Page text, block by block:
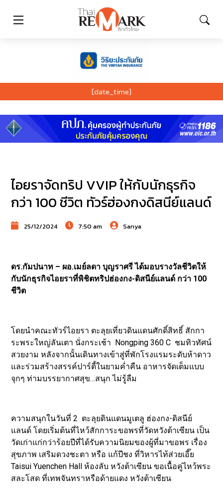
[date_time]
ไอยราจัดทริป VVIP ให้กับนักธุรกิจ
กว่า 100 ชีวิต ทัวร์ฮ่องกงดิสนีย์แลนด์
25/12/2024 7:50 am Sanya
ดร.กัมปนาท – ผอ.เมย์ลดา บุญราศรี ได้มอบรางวัลชีวิตให้
กับนักธุรกิจไอยราที่พิชิตทริปฮ่องกง-ดิสนีย์แลนด์ กว่า 100
ชีวิต
โดยนำคณะทัวร์ไอยรา ตะลุยเที่ยวดินแดนศักดิ์สิทธิ์ สักกา
ระพระใหญ่ลันเตา นั่งกระเช้า Nongping 360 C ชมทิวทัศน์
สวยงาม หลังจากนั้นเดินทางเข้าสู่ที่พักโรงแรมระดับห้าดาว
และร่วมสร้างสรรค์ปาร์ตี้ในยามค่ำคืน อาหารจัดเต็มแบบ
จุกๆ ท่ามบรรยากาศสุข…สนุก ไม่รู้ลืม
ความสนุกในวันที่ 2 ตะลุยดินแดนมูเตลู ฮ่องกง-ดิสนีย์
แลนด์ โดยเริ่มต้นที่ไหว้สักการะขอพรที่วัดหวังต้าเซียน เป็น
วัดเก่าแก่กว่าร้อยปีที่ได้รับความนิยมของผู้ที่มาขอพร เรื่อง
สุขภาพ เสริมดวงชะตา หรือ แก้ปีชง ที่วิหารไท้ส่วยเอี๊ย
Taisui Yuenchen Hall ห้องลับ หวังต้าเซียน ขอเนื้อคู่ไหว้พระ
สละโสด ที่เทพจันทราหรือด้ายแดง หวังต้าเซียน